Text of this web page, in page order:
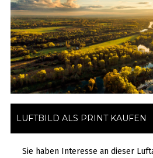
LUFTBILD ALS PRINT KAUFEN
Sie haben Interesse an dieser